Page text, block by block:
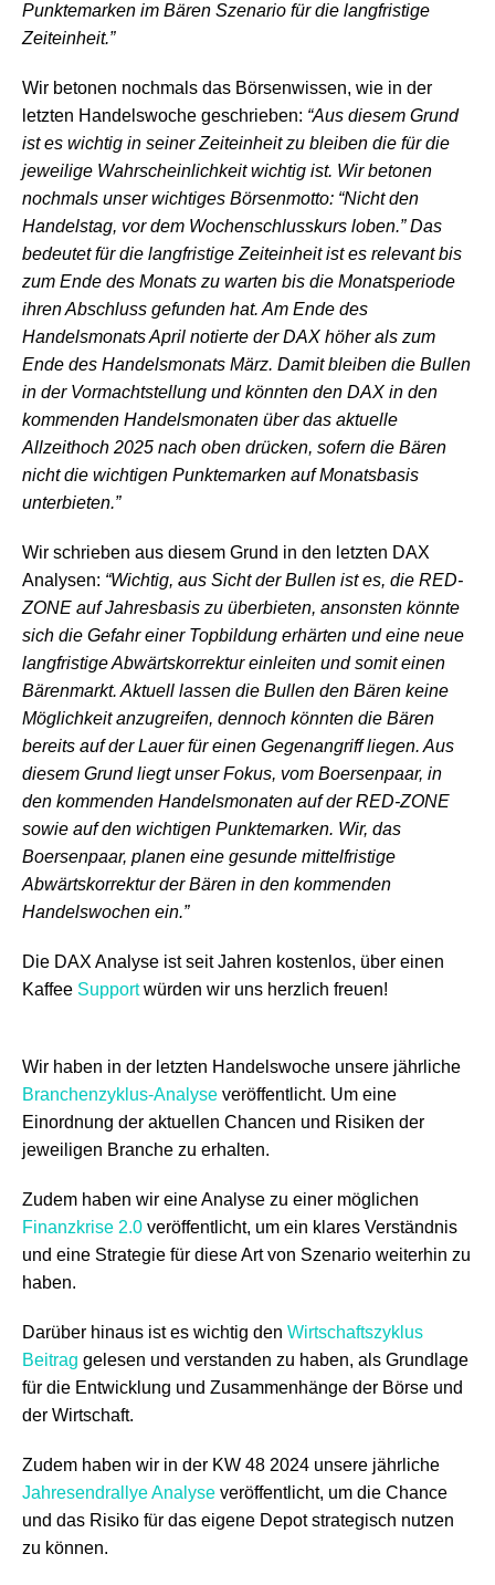
Punktemarken im Bären Szenario für die langfristige
Zeiteinheit.”
Wir betonen nochmals das Börsenwissen, wie in der
letzten Handelswoche geschrieben: “Aus diesem Grund
ist es wichtig in seiner Zeiteinheit zu bleiben die für die
jeweilige Wahrscheinlichkeit wichtig ist. Wir betonen
nochmals unser wichtiges Börsenmotto: “Nicht den
Handelstag, vor dem Wochenschlusskurs loben.” Das
bedeutet für die langfristige Zeiteinheit ist es relevant bis
zum Ende des Monats zu warten bis die Monatsperiode
ihren Abschluss gefunden hat. Am Ende des
Handelsmonats April notierte der DAX höher als zum
Ende des Handelsmonats März. Damit bleiben die Bullen
in der Vormachtstellung und könnten den DAX in den
kommenden Handelsmonaten über das aktuelle
Allzeithoch 2025 nach oben drücken, sofern die Bären
nicht die wichtigen Punktemarken auf Monatsbasis
unterbieten.”
Wir schrieben aus diesem Grund in den letzten DAX
Analysen: “Wichtig, aus Sicht der Bullen ist es, die RED-
ZONE auf Jahresbasis zu überbieten, ansonsten könnte
sich die Gefahr einer Topbildung erhärten und eine neue
langfristige Abwärtskorrektur einleiten und somit einen
Bärenmarkt. Aktuell lassen die Bullen den Bären keine
Möglichkeit anzugreifen, dennoch könnten die Bären
bereits auf der Lauer für einen Gegenangriff liegen. Aus
diesem Grund liegt unser Fokus, vom Boersenpaar, in
den kommenden Handelsmonaten auf der RED-ZONE
sowie auf den wichtigen Punktemarken. Wir, das
Boersenpaar, planen eine gesunde mittelfristige
Abwärtskorrektur der Bären in den kommenden
Handelswochen ein.”
Die DAX Analyse ist seit Jahren kostenlos, über einen
Kaffee Supportwürden wir uns herzlich freuen!
Wir haben in der letzten Handelswoche unsere jährliche
Branchenzyklus-Analyse veröffentlicht. Um eine
Einordnung der aktuellen Chancen und Risiken der
jeweiligen Branche zu erhalten.
Zudem haben wir eine Analyse zu einer möglichen
Finanzkrise 2.0 veröffentlicht, um ein klares Verständnis
und eine Strategie für diese Art von Szenario weiterhin zu
haben.
Darüber hinaus ist es wichtig den Wirtschaftszyklus
Beitrag gelesen und verstanden zu haben, als Grundlage
für die Entwicklung und Zusammenhänge der Börse und
der Wirtschaft.
Zudem haben wir in der KW 48 2024 unsere jährliche
Jahresendrallye Analyse veröffentlicht, um die Chance
und das Risiko für das eigene Depot strategisch nutzen
zu können.